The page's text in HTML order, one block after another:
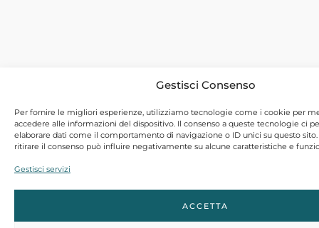
Gestisci Consenso
Per fornire le migliori esperienze, utilizziamo tecnologie come i cookie per
accedere alle informazioni del dispositivo. Il consenso a queste tecnologie ci
elaborare dati come il comportamento di navigazione o ID unici su questo
ritirare il consenso può influire negativamente su alcune caratteristiche e
Gestisci servizi
ACCETTA